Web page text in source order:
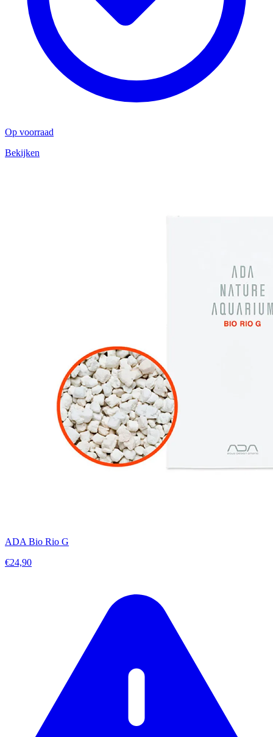
Op voorraad
Bekijken
ADA Bio Rio G
€24,90